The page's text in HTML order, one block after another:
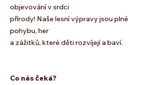
objevování v srdci
přírody! Naše lesní výpravy jsou plné
pohybu, her
a zážitků, které děti rozvíjejí a baví.
Co nás čeká?